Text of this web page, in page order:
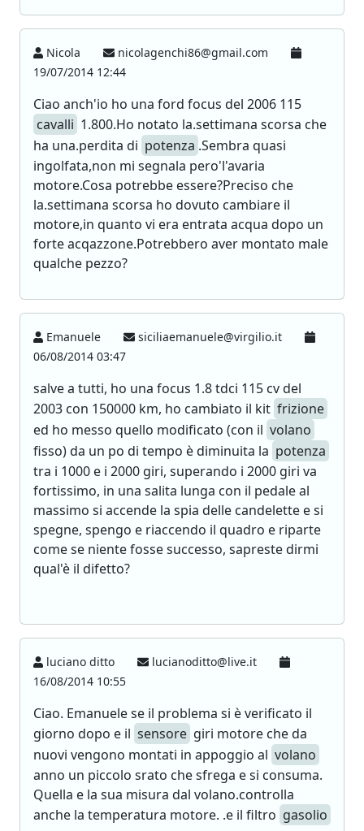
Nicola
nicolagenchi86@gmail.com
19/07/2014 12:44
Ciao anch'io ho una ford focus del 2006 115
cavalli 1.800.Ho notato la.settimana scorsa che
ha una.perdita di potenza .Sembra quasi
ingolfata,non mi segnala pero'l'avaria
motore.Cosa potrebbe essere?Preciso che
la.settimana scorsa ho dovuto cambiare il
motore,in quanto vi era entrata acqua dopo un
forte acqazzone.Potrebbero aver montato male
qualche pezzo?
Emanuele
siciliaemanuele@virgilio.it
06/08/2014 03:47
salve a tutti, ho una focus 1.8 tdci 115 cv del
2003 con 150000 km, ho cambiato il kit frizione
ed ho messo quello modificato (con il volano
fisso) da un po di tempo è diminuita la potenza
tra i 1000 e i 2000 giri, superando i 2000 giri va
fortissimo, in una salita lunga con il pedale al
massimo si accende la spia delle candelette e si
spegne, spengo e riaccendo il quadro e riparte
come se niente fosse successo, sapreste dirmi
qual'è il difetto?
luciano ditto
lucianoditto@live.it
16/08/2014 10:55
Ciao. Emanuele se il problema si è verificato il
giorno dopo e il sensore giri motore che da
nuovi vengono montati in appoggio al volano
anno un piccolo srato che sfrega e si consuma.
Quella e la sua misura dal volano.controlla
anche la temperatura motore. .e il filtro gasolio